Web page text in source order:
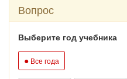
Вопрос
Выберите год учебника
● Все года